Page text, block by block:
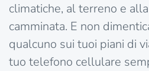
climatiche, al terreno e
camminata. E non
qualcuno sui tuoi piani di
tuo telefono cellulare